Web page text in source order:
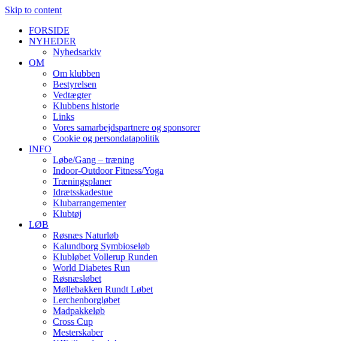
Skip to content
FORSIDE
NYHEDER
Nyhedsarkiv
OM
Om klubben
Bestyrelsen
Vedtægter
Klubbens historie
Links
Vores samarbejdspartnere og sponsorer
Cookie og persondatapolitik
INFO
Løbe/Gang – træning
Indoor-Outdoor Fitness/Yoga
Træningsplaner
Idrætsskadestue
Klubarrangementer
Klubtøj
LØB
Røsnæs Naturløb
Kalundborg Symbioseløb
Klubløbet Vollerup Runden
World Diabetes Run
Røsnæsløbet
Møllebakken Rundt Løbet
Lerchenborgløbet
Madpakkeløb
Cross Cup
Mesterskaber